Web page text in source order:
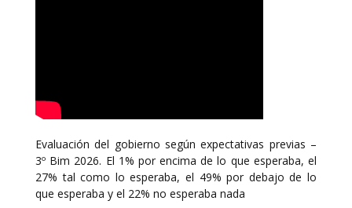
Evaluación del gobierno según expectativas previas –
3º Bim 2026. El 1% por encima de lo que esperaba, el
27% tal como lo esperaba, el 49% por debajo de lo
que esperaba y el 22% no esperaba nada